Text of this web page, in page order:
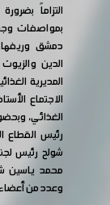
التزاماً
بمواصفات
دمشق وريفها
الدين
المديرية
الاجتماع
الغذائي،
رئيس القطاع
شولح رئيس
محمد ياسين
وعدد من